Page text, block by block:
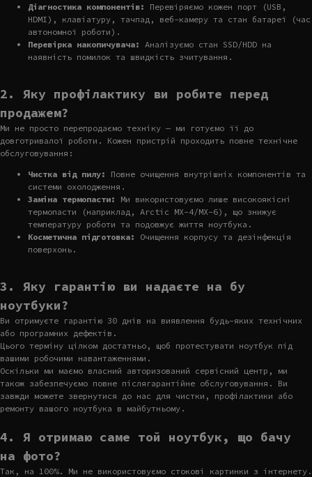
Діагностика компонентів:
Перевіряємо кожен порт (USB,
HDMI), клавіатуру, тачпад, веб-камеру та стан батареї (час
автономної роботи).
Перевірка накопичувача:
Аналізуємо стан SSD/HDD на
наявність помилок та швидкість зчитування.
2. Яку профілактику ви робите перед
продажем?
Ми не просто перепродаємо техніку — ми готуємо її до
довготривалої роботи. Кожен пристрій проходить повне технічне
обслуговування:
Чистка від пилу:
Повне очищення внутрішніх компонентів та
системи охолодження.
Заміна термопасти:
Ми використовуємо лише високоякісні
термопасти (наприклад, Arctic MX-4/MX-6), що знижує
температуру роботи та подовжує життя ноутбука.
Косметична підготовка:
Очищення корпусу та дезінфекція
поверхонь.
3. Яку гарантію ви надаєте на бу
ноутбуки?
Ви отримуєте гарантію 30 днів на виявлення будь-яких технічних
або програмних дефектів.
Цього терміну цілком достатньо, щоб протестувати ноутбук під
вашими робочими навантаженнями.
Оскільки ми маємо власний авторизований сервісний центр, ми
також забезпечуємо повне післягарантійне обслуговування. Ви
завжди можете звернутися до нас для чистки, профілактики або
ремонту вашого ноутбука в майбутньому.
4. Я отримаю саме той ноутбук, що бачу
на фото?
Так, на 100%. Ми не використовуємо стокові картинки з інтернету.